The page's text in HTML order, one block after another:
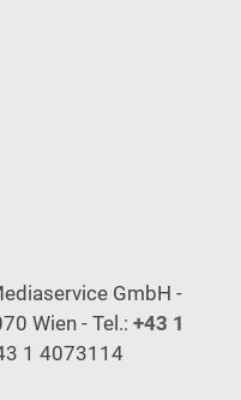
GmbH -
Wien - Tel.: +43 1
1 4073114